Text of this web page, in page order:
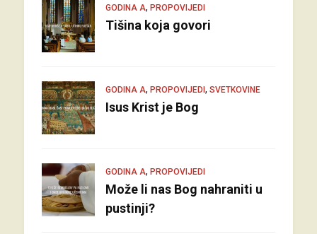
GODINA A, PROPOVIJEDI
Tišina koja govori
GODINA A, PROPOVIJEDI, SVETKOVINE
Isus Krist je Bog
GODINA A, PROPOVIJEDI
Može li nas Bog nahraniti u
pustinji?